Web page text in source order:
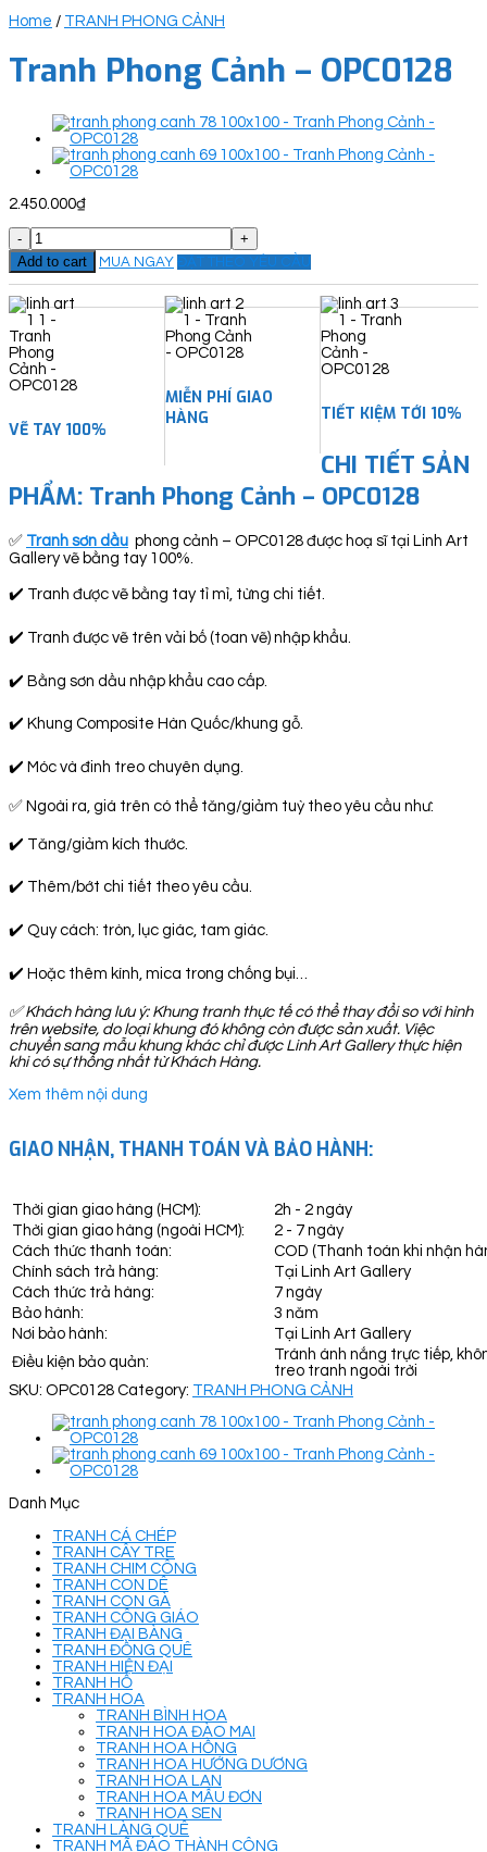
Home / TRANH PHONG CẢNH
Tranh Phong Cảnh – OPC0128
2.450.000₫
Tranh
Phong
Cảnh
-
OPC0128
quantity
Add to cart MUA NGAY ĐẶT THEO YÊU CẦU
VẼ TAY 100%
MIỄN PHÍ GIAO
HÀNG
TIẾT KIỆM TỚI 10%
CHI TIẾT SẢN
PHẨM: Tranh Phong Cảnh – OPC0128
✅ Tranh sơn dầu phong cảnh – OPC0128 được hoạ sĩ tại Linh Art
Gallery vẽ bằng tay 100%.
✔️ Tranh được vẽ bằng tay tỉ mỉ, từng chi tiết.
✔️ Tranh được vẽ trên vải bố (toan vẽ) nhập khẩu.
✔️ Bằng sơn dầu nhập khẩu cao cấp.
✔️ Khung Composite Hàn Quốc/khung gỗ.
✔️ Móc và đinh treo chuyên dụng.
✅ Ngoài ra, giá trên có thể tăng/giảm tuỳ theo yêu cầu như:
✔️ Tăng/giảm kích thước.
✔️ Thêm/bớt chi tiết theo yêu cầu.
✔️ Quy cách: tròn, lục giác, tam giác.
✔️ Hoặc thêm kính, mica trong chống bụi…
✅ Khách hàng lưu ý: Khung tranh thực tế có thể thay đổi so với hình
trên website, do loại khung đó không còn được sản xuất. Việc
chuyển sang mẫu khung khác chỉ được Linh Art Gallery thực hiện
khi có sự thống nhất từ Khách Hàng.
Xem thêm nội dung
GIAO NHẬN, THANH TOÁN VÀ BẢO HÀNH:
Thời gian giao hàng (HCM):
2h - 2 ngày
Thời gian giao hàng (ngoài HCM):
2 - 7 ngày
Cách thức thanh toán:
COD (Thanh toán khi nhận
Chính sách trả hàng:
Tại Linh Art Gallery
Cách thức trả hàng:
7 ngày
Bảo hành:
3 năm
Nơi bảo hành:
Tại Linh Art Gallery
Điều kiện bảo quản:
Tránh ánh nắng trực tiếp,
treo tranh ngoài trời
SKU: OPC0128 Category: TRANH PHONG CẢNH
Danh Mục
TRANH CÁ CHÉP
TRANH CÂY TRE
TRANH CHIM CÔNG
TRANH CON DÊ
TRANH CON GÀ
TRANH CÔNG GIÁO
TRANH ĐẠI BÀNG
TRANH ĐỒNG QUÊ
TRANH HIỆN ĐẠI
TRANH HỔ
TRANH HOA
TRANH BÌNH HOA
TRANH HOA ĐÀO MAI
TRANH HOA HỒNG
TRANH HOA HƯỚNG DƯƠNG
TRANH HOA LAN
TRANH HOA MẪU ĐƠN
TRANH HOA SEN
TRANH LÀNG QUÊ
TRANH MÃ ĐÁO THÀNH CÔNG